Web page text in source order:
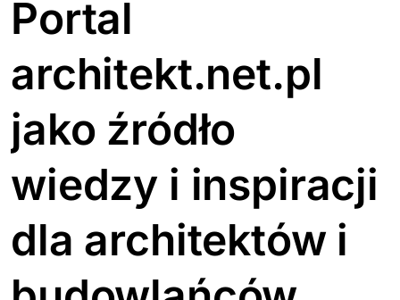
Portal
architekt.net.pl
jako źródło
wiedzy i inspiracji
dla architektów i